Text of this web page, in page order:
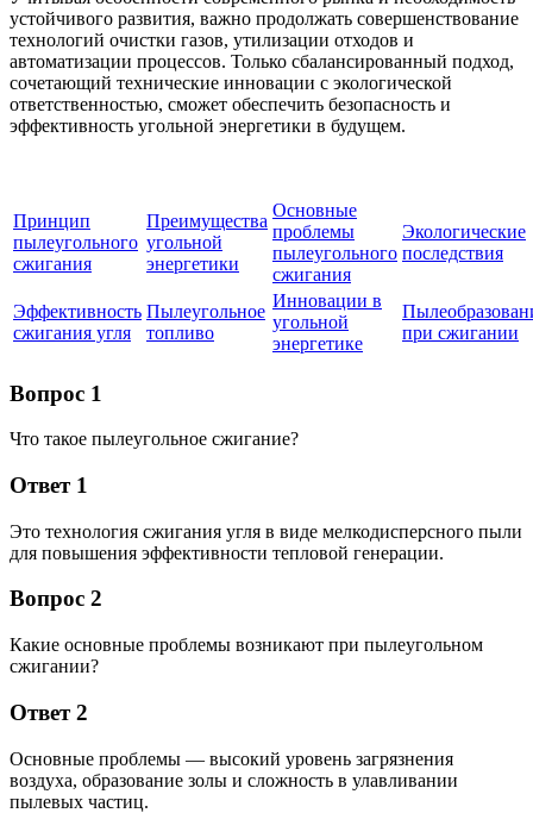
устойчивого развития, важно продолжать совершенствование
технологий очистки газов, утилизации отходов и
автоматизации процессов. Только сбалансированный подход,
сочетающий технические инновации с экологической
ответственностью, сможет обеспечить безопасность и
эффективность угольной энергетики в будущем.
Принцип
пылеугольного
сжигания
Преимущества
угольной
энергетики
Основные
проблемы
пылеугольного
сжигания
Экологические
последствия
Эффективность
сжигания угля
Пылеугольное
топливо
Инновации в
угольной
энергетике
при сжигании
Вопрос 1
Что такое пылеугольное сжигание?
Ответ 1
Это технология сжигания угля в виде мелкодисперсного пыли
для повышения эффективности тепловой генерации.
Вопрос 2
Какие основные проблемы возникают при пылеугольном
сжигании?
Ответ 2
Основные проблемы — высокий уровень загрязнения
воздуха, образование золы и сложность в улавливании
пылевых частиц.